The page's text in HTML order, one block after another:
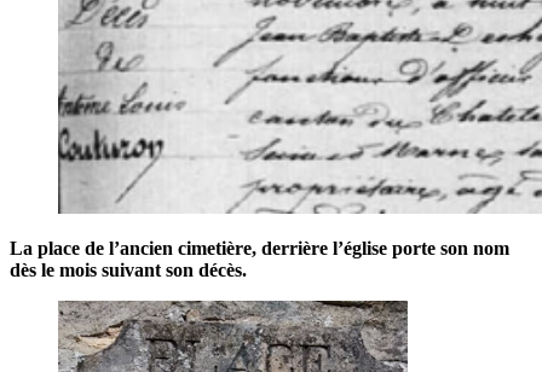
La place de l’ancien cimetière, derrière l’église porte son nom
dès le mois suivant son décès.